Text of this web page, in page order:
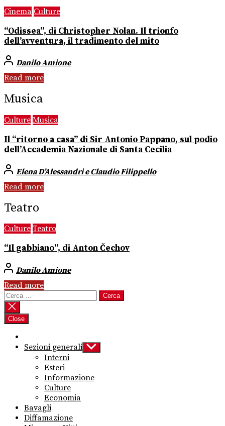
Cinema Culture
“Odissea”, di Christopher Nolan. Il trionfo
dell’avventura, il tradimento del mito
Danilo Amione
Read more
Musica
Culture Musica
Il “ritorno a casa” di Sir Antonio Pappano, sul podio
dell’Accademia Nazionale di Santa Cecilia
Elena D’Alessandri e Claudio Filippello
Read more
Teatro
Culture Teatro
“Il gabbiano”, di Anton Čechov
Danilo Amione
Read more
Ricerca
per:
Close
Sezioni generali Show
sub
Interni
Esteri
Informazione
Culture
Economia
Bavagli
Diffamazione